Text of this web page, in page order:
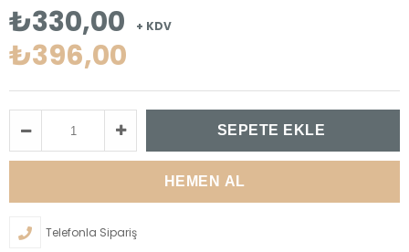
₺330,00 + KDV
₺396,00
Telefonla Sipariş